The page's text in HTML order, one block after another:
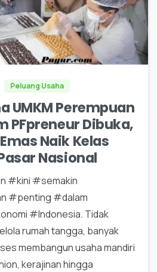
0
Peluang Usaha
UMKM Perempuan
PFpreneur Dibuka,
Naik Kelas
Nasional
#kini #semakin
#penting #dalam
#Indonesia. Tidak
rumah tangga, banyak
membangun usaha mandiri
kerajinan hingga